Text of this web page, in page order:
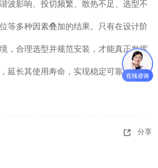
波影响、投切频繁、散热不足、选型不
等多种因素叠加的结果。只有在设计阶
，合理选型并规范安装，才能真正发挥
延长其使用寿命，实现稳定可靠的无功
分享